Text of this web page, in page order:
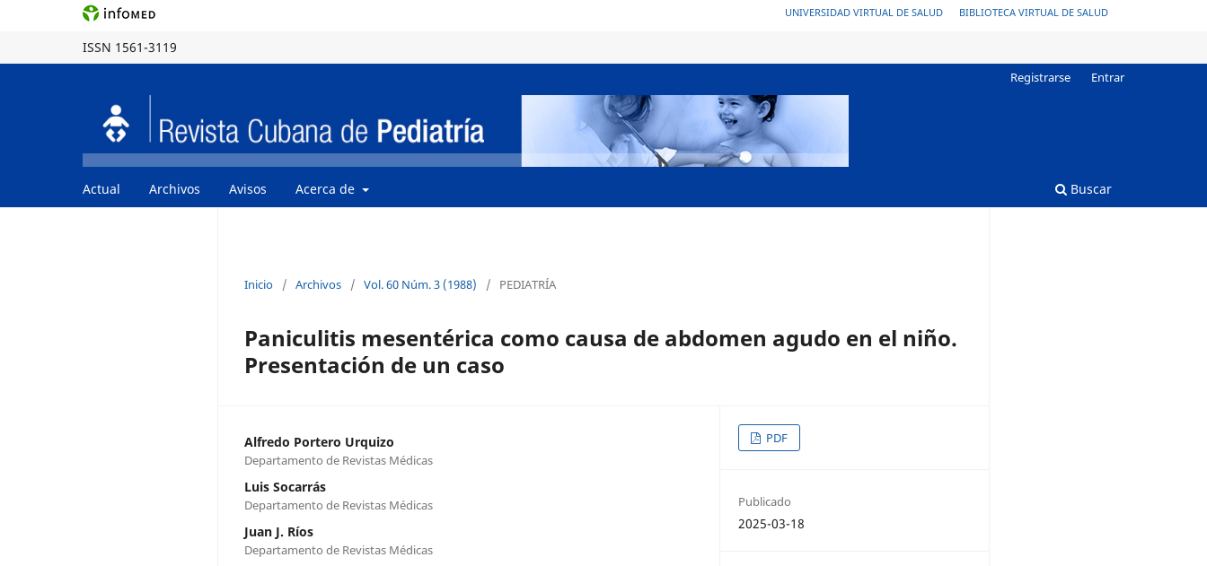
BIBLIOTECA VIRTUAL DE SALUD
UNIVERSIDAD VIRTUAL DE SALUD
ISSN 1561-3119
Actual Archivos Avisos Acerca de Buscar
Registrarse Entrar
Inicio / Archivos / Vol. 60 Núm. 3 (1988) / PEDIATRÍA
Paniculitis mesentérica como causa de abdomen agudo en el niño.
Presentación de un caso
Alfredo Portero Urquizo
Departamento de Revistas Médicas
Luis Socarrás
Departamento de Revistas Médicas
Juan J. Ríos
Departamento de Revistas Médicas
PDF
Publicado
2025-03-18